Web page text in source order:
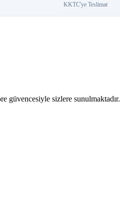
KKTC'ye Teslimat
güvencesiyle sizlere sunulmaktadır.